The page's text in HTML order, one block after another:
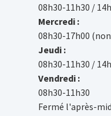
08h30-11h30 /
Mercredi :
08h30-17h00
Jeudi :
08h30-11h30 /
Vendredi :
08h30-11h30
Fermé l'après-